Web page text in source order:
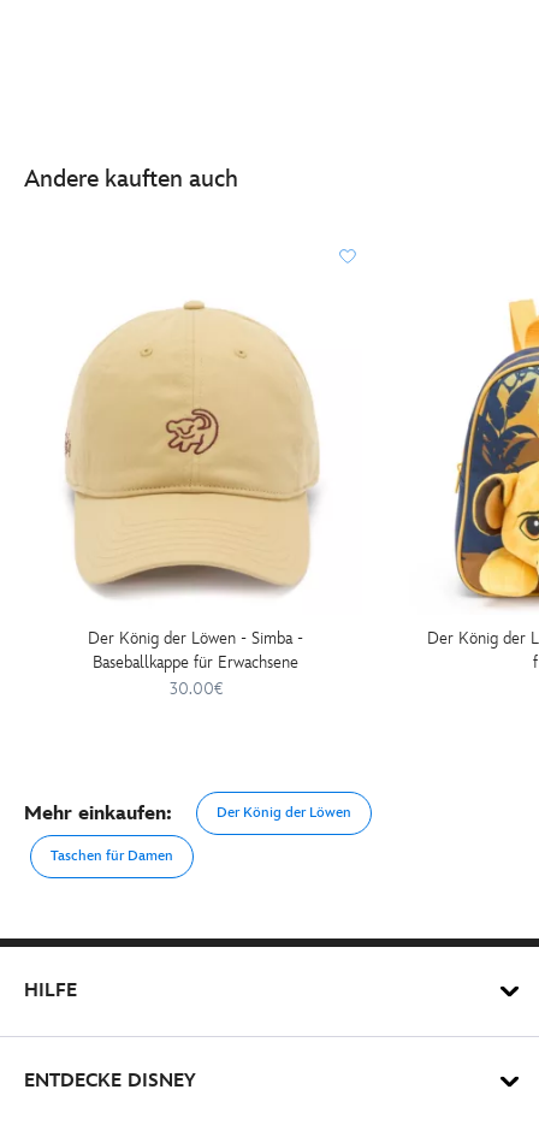
Andere kauften auch
Der König der Löwen - Simba -
Baseballkappe für Erwachsene
30.00€
Der König der
Mehr einkaufen: Der König der Löwen
Taschen für Damen
HILFE
ENTDECKE DISNEY